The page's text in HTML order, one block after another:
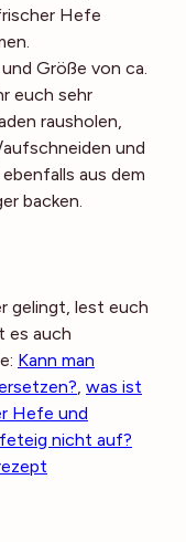
Hefe
Größe von ca.
euch sehr
rausholen,
und
aus dem
backen.
gelingt, lest euch
es auch
Kann man
was ist
Hefe und
nicht auf?